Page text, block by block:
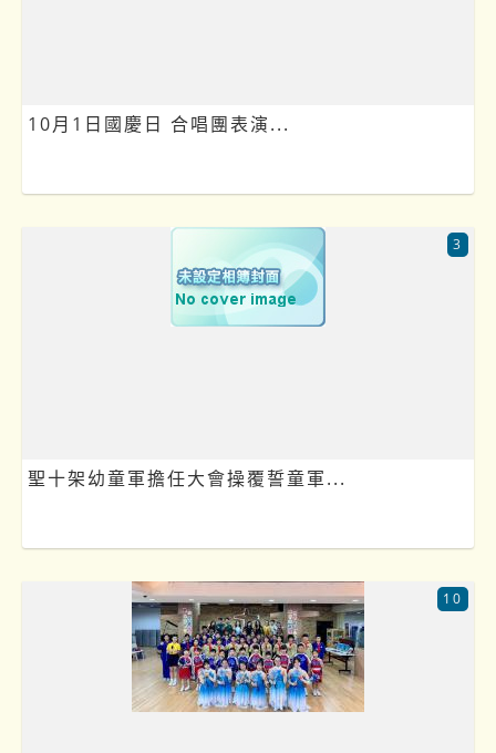
10月1日國慶日 合唱團表演...
聖十架幼童軍擔任大會操覆誓童軍...
3
10